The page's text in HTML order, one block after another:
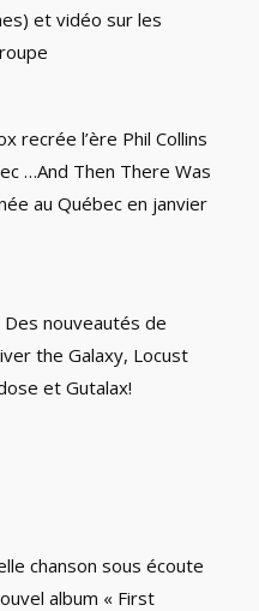
et vidéo sur les
recrée l’ère Phil Collins
…And Then There Was
au Québec en janvier
Des nouveautés de
the Galaxy, Locust
et Gutalax!
chanson sous écoute
album « First